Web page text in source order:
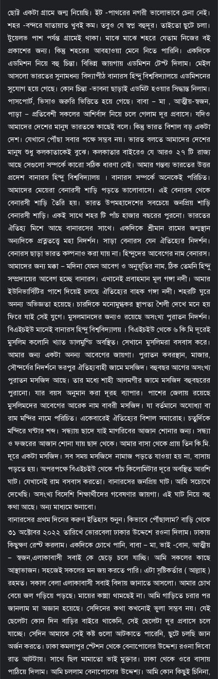
a
i
l
ছোট্ট একটা গ্রামে জন্ম নিয়েছি। ইট -পাথরের নগরী ভালোভাবে চেনা নেই।
শহর -বন্দরে যাতায়াত খুবই কম। তবুও যে স্বপ্ন বহুদূর। তাইতো ছুটে চলা।
টুয়েলভ পাশ পর্যন্ত গ্রামেই থাকা। মাঝে মাঝে শহরে যেতাম নিজের বই
প্রকাশের জন্য। কিন্তু শহরের আবহাওয়া মেনে নিতে পারিনি। একদিকে
এডমিশন নিয়ে বহু চিন্তা। বিভিন্ন জায়গায় এডমিশন টেস্ট দিলাম। মেইল
আসলো ভারতের সুনামধন্য বিদ্যাপীঠ বানারস হিন্দু বিশ্ববিদ্যালয়ে এডমিশনের
সুযোগ হয়ে গেছে। কোন চিন্তা -ভাবনা ছাড়াই এডমিট হওয়ার সিদ্ধান্ত নিলাম।
পাসপোর্ট, ভিসাও জরুরি ভিত্তিতে হয়ে গেছে। বাবা – মা , আত্মীয়-স্বজন,
পাড়া – প্রতিবেশী সকলের আশির্বাদ নিয়ে চলে গেলাম দূর প্রবাসে। যদিও
আমাদের দেশের মানুষ ভারতকে কাছেই বলে। কিন্তু ভারত বিশাল বড় একটা
দেশ। যেখানে পৌঁছা সবার পক্ষে সম্ভব নয়। ভারত বলতে আমাদের দেশের
মানুষ শুধু কলকাতাকেই বুঝে। কলকাতার বাইরেও যে আরও ২৭ টি রাজ্য
আছে সেগুলো সম্পর্কে কারো সঠিক ধারণা নেই। আমার গন্তব্য ভারতের উত্তর
প্রদেশ বানারস হিন্দু বিশ্ববিদ্যালয় । বানারস সম্পর্কে অনেকেই পরিচিত।
আমাদের মেয়েরা বেনারসী শাড়ি পড়তে ভালোবাসে। এই বেনারস থেকে
বেনারসী শাড়ি তৈরি হয়। ভারত উপমহাদেশের সবচেয়ে জনপ্রিয় শাড়ি
বেনারসী শাড়ি। একই সাথে শহর টি পাঁচ হাজার বছরের পুরনো। ভারতের
ঐতিহ্য মিশে আছে বানারসের সাথে। একদিকে শ্রীমান রামের জন্মস্থান
অন্যদিকে প্রত্নতত্ত্বে মহা নিদর্শন। সাড়া বেনারস যেন ঐতিহ্যের নিদর্শন।
বেনারস ছাড়া ভারত কল্পনাও করা যায় না। হিন্দুদের আবেগের নাম বেনারস।
আমাদের জন্য মক্কা – মদিনা যেমন আবেগ ও অনুভূতির নাম, ঠিক তেমনি হিন্দু
সম্প্রদায়ের আবেগ হচ্ছে বানারস। এখানেই প্রবাহমান মূল গঙ্গা নদী। আমার
ইউনিভার্সিটির পাশে দিয়েই চলছে ঐতিহ্যের বাহক গঙ্গা নদী। শহরটি ঘুরে
অনন্য অভিজ্ঞতা হয়েছে। চারদিকে মনোমুগ্ধকর স্থাপত্য শৈলী দেখে মনে হয়
ফিরে যাই সেই যুগে। মুসলমানদের জন্যও রয়েছে অসংখ্য পুরাতন নিদর্শন।
বিএইচইউ মানেই বানারস হিন্দু বিশ্ববিদ্যালয় । বিএইচইউ থেকে ৬ কি.মি দূরেই
মুসলিম কলোনি খ্যাত ডালমুন্ডি অবস্থিত। সেখানে মুসলিমরা বসবাস করে।
আমার জন্য একটা অনন্য আবেগের জায়গা। পুরাতন কবরস্থান, মাজার,
সৌন্দর্যের নিদর্শনে ভরপুর ঐতিহ্যবাহী জামে মসজিদ। বহুবছর আগের অসংখ্য
পুরাতন মসজিদ আছে। তার মধ্যে শাহী আলমগীর জামে মসজিদ বহুবছরের
পুরানো। যার বয়স অনুমান করা দূরহ ব্যাপার। পাশের জেলায় রয়েছে
মুসলিমদের আবেগের আরেক নাম বাবরী মসজিদ। যা বর্তমানে অযোধ্যা বা
রাম মন্দির নামে পরিচিত। একেবারেই ঐতিহ্যের বিশাল সমারোহ। চতুর্দিকে
মন্দিরে ঘন্টার শব্দ। সন্ধ্যায় ছাদে যাই মাগরিবের আজান শোনার জন্য। সন্ধ্যা
ও ফজরের আজান শোনা যায় ছাদ থেকে। আমার বাসা থেকে প্রায় তিন কি.মি.
দূরে একটা মসজিদ। সব সময় মসজিদে নামাজ পড়তে যাওয়া হয় না, বাসায়
পড়তে হয়। অপরপক্ষে বিএইচইউ থেকে পাঁচ কিলোমিটার দূরে অবস্থিত আরশি
ঘাট। যেখানেই রাম বসবাস করতো। বানারসের জনপ্রিয় ঘাট। আমি সচোখে
দেখেছি। অসংখ্য বিদেশি শিক্ষার্থীদের গবেষণার জায়গা। এই ঘাট নিয়ে বহু
কথা আছে। অন্য মাধ্যমে শুনাবো।
বানারসের প্রথম দিনের করুণ ইতিহাস শুনুন। কিভাবে পৌঁছালাম? বাড়ি থেকে
৩১ অক্টোবর ২০২২ তারিখে ভোরবেলা ঢাকার উদ্দেশে রওনা দিলাম। ঢাকায়
কিছুক্ষণ রেস্ট করলাম। একদিকে চোখে পানি, বাবা – মা, ভাই -বোন, আত্মীয়
– স্বজন,এলাকাবাসী সবাই কে ছেড়ে চলে যাচ্ছি। আমি সকলের কাছে
আস্থাভাজন। সহজেই সকলের মন জয় করতে পারি। এটা সৃষ্টিকর্তার ( আল্লাহ )
রহমত। সকাল বেলা এলাকাবাসী সবাই বিদায় জানাতে আসলো। আমার চোখ
বেয়ে জল গড়িয়ে পড়ছে। মায়ের কান্না থামছেই না। আমি গাড়িতে চরার পর
জানলাম মা অজ্ঞান হয়েছে। সেদিনের কথা কখনোই ভুলা সম্ভব নয়। যেই
ছেলেটা কোন দিন বাড়ির বাইরে থাকেনি, সেই ছেলেটা দূর প্রবাসে চলে
যাচ্ছে। সেদিন আমাকে সেই কষ্ট গুলো আটকাতে পারেনি, ছুটে চলছি জ্ঞান
অর্জন করতে। ঢাকা কমলাপুর স্টেশন থেকে বেনাপোলের উদ্দেশ্য রওনা দিবো
রাত আটটায়। সাথে ছিল মামাতো ভাই মুক্তার। ঢাকা থেকে ওরে বাসায়
পাঠিয়ে দিলাম। আমি চললাম বেনাপোলের উদ্দেশ্য। আমি কোন কিছুই চিনিনা,